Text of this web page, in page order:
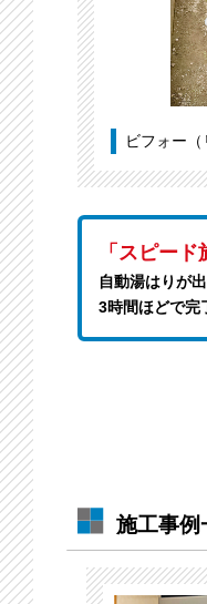
ビフォー（
「スピー
自動湯はりが
3時間ほどで完
施工事例